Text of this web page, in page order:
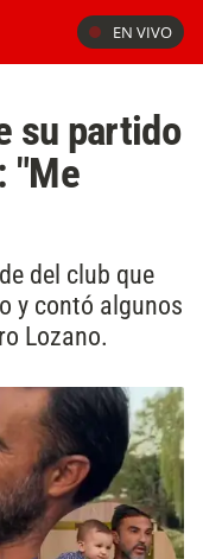
EN VIVO
su partido
"Me
del club que
y contó algunos
Lozano.